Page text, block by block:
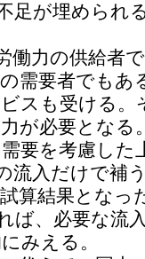
足が埋められ
力の供給者
需要者でもあ
スも受ける。
が必要となる
要を考慮した
流入だけで補
算結果となっ
ば、必要な流
みえる。